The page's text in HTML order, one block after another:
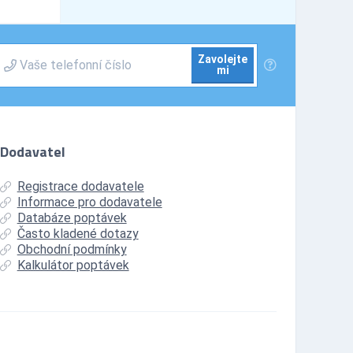
Zavolejte
mi
Dodavatel
Registrace dodavatele
Informace pro dodavatele
Databáze poptávek
Často kladené dotazy
Obchodní podmínky
Kalkulátor poptávek